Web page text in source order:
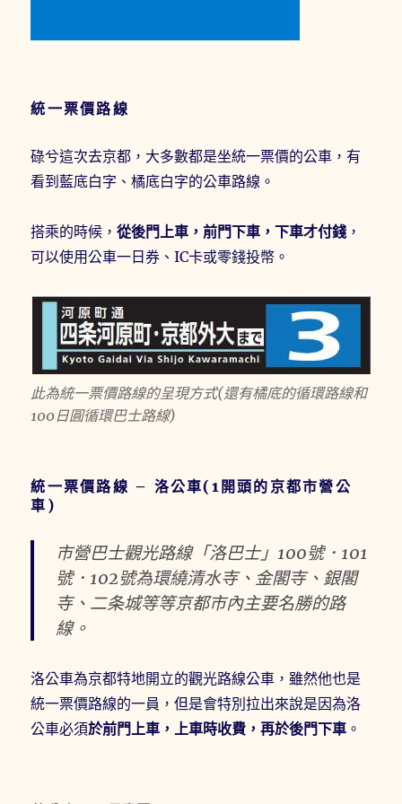
統一票價路線
碌兮這次去京都，大多數都是坐統一票價的公車，有
看到藍底白字、橘底白字的公車路線。
搭乘的時候，從後門上車，前門下車，下車才付錢 ，
可以使用公車一日券、IC卡或零錢投幣。
此為統一票價路線的呈現方式(還有橘底的循環路線和
100日圓循環巴士路線)
統一票價路線 – 洛公車(1開頭的京都市營公
車)
市營巴士觀光路線「洛巴士」100號．101
號．102號為環繞清水寺、金閣寺、銀閣
寺、二条城等等京都市內主要名勝的路
線。
洛公車為京都特地開立的觀光路線公車，雖然他也是
統一票價路線的一員，但是會特別拉出來說是因為洛
公車必須於前門上車，上車時收費，再於後門下車 。